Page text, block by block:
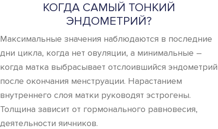
КОГДА САМЫЙ ТОНКИЙ
ЭНДОМЕТРИЙ?
Максимальные значения наблюдаются в последние
дни цикла, когда нет овуляции, а минимальные –
когда матка выбрасывает отслоившийся эндометрий
после окончания менструации. Нарастанием
внутреннего слоя матки руководят эстрогены.
Толщина зависит от гормонального равновесия,
деятельности яичников.